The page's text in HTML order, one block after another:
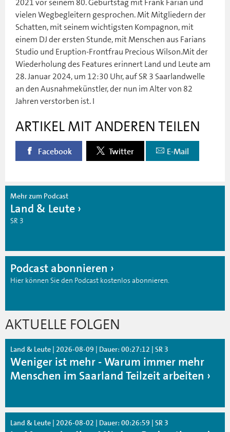
2021 vor seinem 80. Geburtstag mit Frank Farian und
vielen Wegbegleitern gesprochen. Mit Mitgliedern der
Schatten, mit seinem wichtigsten Kompagnon, mit
einem DJ der ersten Stunde, mit Menschen aus Farians
Studio und Eruption-Frontfrau Precious Wilson.Mit der
Wiederholung des Features erinnert Land und Leute am
28. Januar 2024, um 12:30 Uhr, auf SR 3 Saarlandwelle
an den Ausnahmekünstler, der nun im Alter von 82
Jahren verstorben ist. I
ARTIKEL MIT ANDEREN TEILEN
Facebook Twitter E-Mail
Mehr zum Podcast
Land & Leute
SR 3
Podcast abonnieren
Hier können Sie den Podcast kostenlos abonnieren.
AKTUELLE FOLGEN
Land & Leute | 2026-08-09 | Dauer: 00:27:12 | SR 3
Weniger ist mehr - Warum immer mehr
Menschen im Saarland Teilzeit arbeiten
Land & Leute | 2026-08-02 | Dauer: 00:26:59 | SR 3